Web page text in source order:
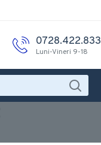
0728.422.833
Luni-Vineri 9-18